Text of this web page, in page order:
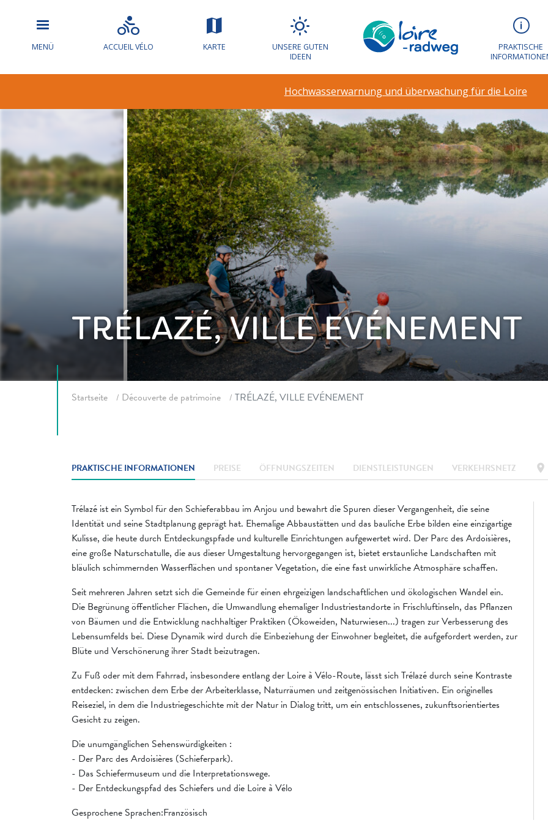
MENÜ ACCUEIL VÉLO KARTE
UNSERE GUTEN
IDEEN
PRAKTISCHE
Hochwasserwarnung und überwachung für die Loire
TRÉLAZÉ, VILLE EVÉNEMENT
Startseite Découverte de patrimoine TRÉLAZÉ, VILLE EVÉNEMENT
PRAKTISCHE INFORMATIONEN PREISE ÖFFNUNGSZEITEN DIENSTLEISTUNGEN VERKEHRSNETZ location_on
Trélazé ist ein Symbol für den Schieferabbau im Anjou und bewahrt die Spuren dieser Vergangenheit, die seine
Identität und seine Stadtplanung geprägt hat. Ehemalige Abbaustätten und das bauliche Erbe bilden eine einzigartige
Kulisse, die heute durch Entdeckungspfade und kulturelle Einrichtungen aufgewertet wird. Der Parc des Ardoisières,
eine große Naturschatulle, die aus dieser Umgestaltung hervorgegangen ist, bietet erstaunliche Landschaften mit
bläulich schimmernden Wasserflächen und spontaner Vegetation, die eine fast unwirkliche Atmosphäre schaffen.
Seit mehreren Jahren setzt sich die Gemeinde für einen ehrgeizigen landschaftlichen und ökologischen Wandel ein.
Die Begrünung öffentlicher Flächen, die Umwandlung ehemaliger Industriestandorte in Frischluftinseln, das Pflanzen
von Bäumen und die Entwicklung nachhaltiger Praktiken (Ökoweiden, Naturwiesen...) tragen zur Verbesserung des
Lebensumfelds bei. Diese Dynamik wird durch die Einbeziehung der Einwohner begleitet, die aufgefordert werden, zur
Blüte und Verschönerung ihrer Stadt beizutragen.
Zu Fuß oder mit dem Fahrrad, insbesondere entlang der Loire à Vélo-Route, lässt sich Trélazé durch seine Kontraste
entdecken: zwischen dem Erbe der Arbeiterklasse, Naturräumen und zeitgenössischen Initiativen. Ein originelles
Reiseziel, in dem die Industriegeschichte mit der Natur in Dialog tritt, um ein entschlossenes, zukunftsorientiertes
Gesicht zu zeigen.
Die unumgänglichen Sehenswürdigkeiten :
- Der Parc des Ardoisières (Schieferpark).
- Das Schiefermuseum und die Interpretationswege.
- Der Entdeckungspfad des Schiefers und die Loire à Vélo
Gesprochene Sprachen:Französisch